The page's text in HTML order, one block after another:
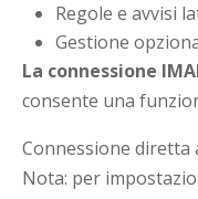
Regole e avvisi
Gestione
La connessione
consente una
Connessione diretta
Nota: per